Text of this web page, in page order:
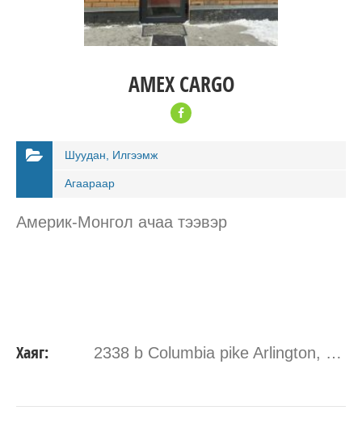
AMEX CARGO
Шуудан, Илгээмж
Агаараар
Америк-Монгол ачаа тээвэр
Хаяг: 2338 b Columbia pike Arlington, VA 22204